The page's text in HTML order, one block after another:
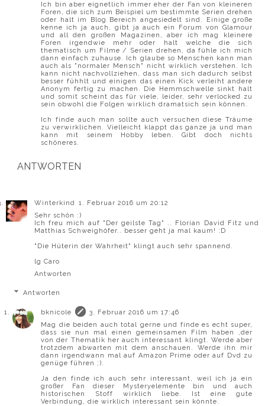
Ich bin aber eignetlich immer eher der Fan von kleineren
Foren, die sich zum Beispiel um bestimmte Serien drehen
oder halt im Blog Bereich angesiedelt sind. Einige große
kenne ich ja auch, gibt ja auch ein Forum von Glamour
und all den großen Magazinen, aber ich mag kleinere
Foren irgendwie mehr oder halt welche die sich
thematisch um Filme / Serien drehen, da fühle ich mich
dann einfach zuhause. Ich glaube so Menschen kann man
auch als "normaler Mensch" nicht wirklich verstehen. Ich
kann nicht nachvollziehen, dass man sich dadurch selbst
besser fühhlt und einigen das einen Kick verleiht andere
Anonym fertig zu machen. Die Hemmschwelle sinkt halt
und somit scheint das für viele, leider, sehr verlocked zu
sein obwohl die Folgen wirklich dramatsich sein können.
Ich finde auch man sollte auch versuchen diese Träume
zu verwirklichen. Vielleicht klappt das ganze ja und man
kann mit seinem Hobby leben. Gibt doch nichts
schöneres.
ANTWORTEN
Winterkind
1. Februar 2016 um 20:12
Sehr schön :)
Ich freu mich auf "Der geilste Tag" .. Florian David Fitz und
Matthias Schweighöfer.. besser geht ja mal kaum! :D
"Die Hüterin der Wahrheit" klingt auch sehr spannend.
lg Caro
Antworten
Antworten
bknicole
3. Februar 2016 um 17:46
Mag die beiden auch total gerne und finde es echt super,
dass sie nun mal einen gemeinsamen Film haben ,der
von der Thematik her auch interessant klingt. Werde aber
trotzdem abwarten mit dem anschauen. Werde ihn mir
dann irgendwann mal auf Amazon Prime oder auf Dvd zu
genüge führen ;).
Ja den finde ich auch sehr interessant, weil ich ja ein
großer Fan dieser Mysteryelemente bin und auch
historischen Stoff wirklich liebe. Ist eine gute
Verbindung, die wirklich interessant sein könnte.